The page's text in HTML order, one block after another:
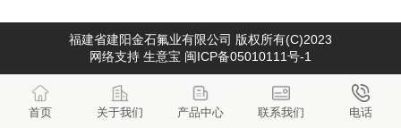
福建省建阳金石氟业有限公司 版权所有(C)2023
网络支持 生意宝 闽ICP备05010111号-1
首页 关于我们 产品中心 联系我们 电话